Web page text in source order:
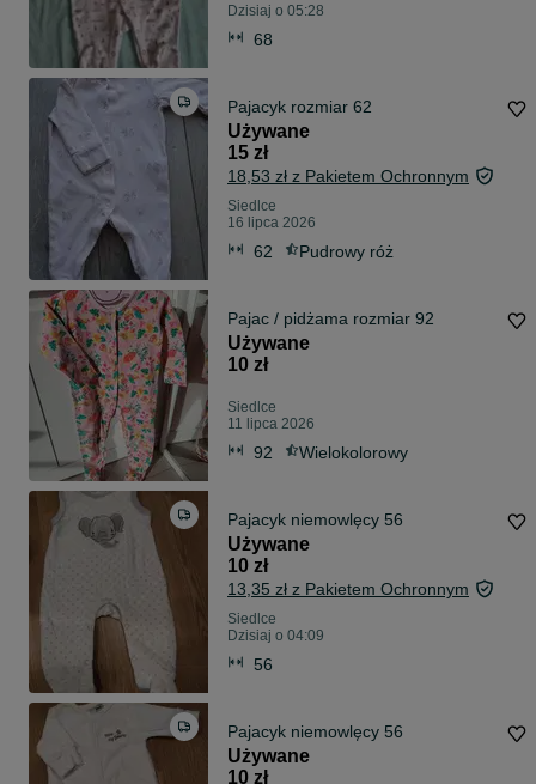
Dzisiaj o 05:28
68
Pajacyk rozmiar 62
Używane
15 zł
18,53 zł z Pakietem Ochronnym
Siedlce
16 lipca 2026
62 Pudrowy róż
Pajac / pidżama rozmiar 92
Używane
10 zł
Siedlce
11 lipca 2026
92 Wielokolorowy
Pajacyk niemowlęcy 56
Używane
10 zł
13,35 zł z Pakietem Ochronnym
Siedlce
Dzisiaj o 04:09
56
Pajacyk niemowlęcy 56
Używane
10 zł